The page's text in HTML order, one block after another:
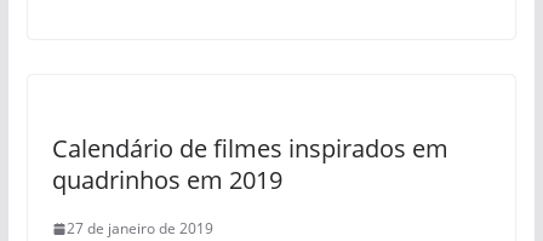
Calendário de filmes inspirados em
quadrinhos em 2019
27 de janeiro de 2019